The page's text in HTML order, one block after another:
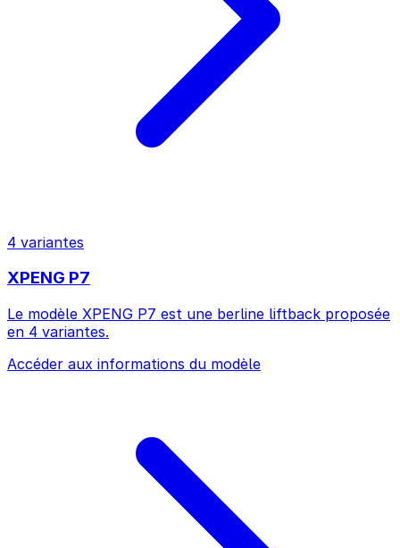
4 variantes
XPENG P7
Le modèle XPENG P7 est une berline liftback proposée
en 4 variantes.
Accéder aux informations du modèle